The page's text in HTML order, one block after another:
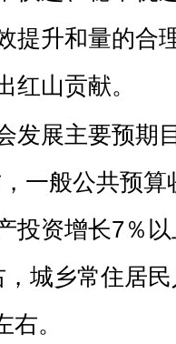
提升和量的合
红山贡献。
发展主要预期
一般公共预
投资增长7％
城乡常住居
。